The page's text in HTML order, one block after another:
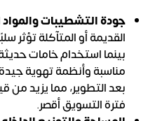
جودة التشطيبات
القديمة أو المتآكلة تؤثر
بينما استخدام خامات
مناسبة وأنظمة تهوية
بعد التطوير، مما يزيد من
فترة التسويق أقصر.